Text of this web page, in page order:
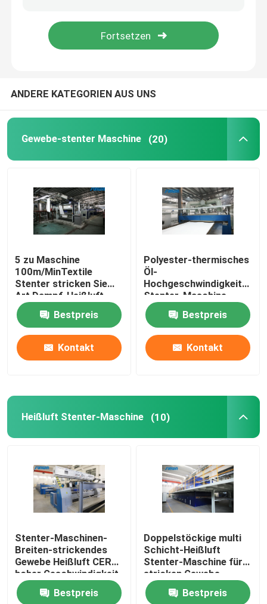
Textilschleuder
Spannrahmen-Rahmen-Maschine
Textildruckmaschine
Sturz-Schleuder
stenter Raffineur
Entspannen Sie sich trockenere Maschine
ANDERE KATEGORIEN AUS UNS
Gewebe-stenter Maschine (20)
5 zu Maschine
100m/MinTextile
Stenter stricken Sie
Art Dampf-Heißluft
Stenter-Maschine
Bestpreis
Kontakt
Polyester-thermisches
Öl-
Stenter-Maschine
Stenter-Veredlung
Bestpreis
Kontakt
Heißluft Stenter-Maschine (10)
Stenter-Maschinen-
Breiten-strickendes
Gewebe Heißluft CER
hoher Geschwindigkeit,
das 2400mm beendet
Bestpreis
Doppelstöckige multi
Schicht-Heißluft
Stenter-Maschine für
stricken Gewebe
Bestpreis